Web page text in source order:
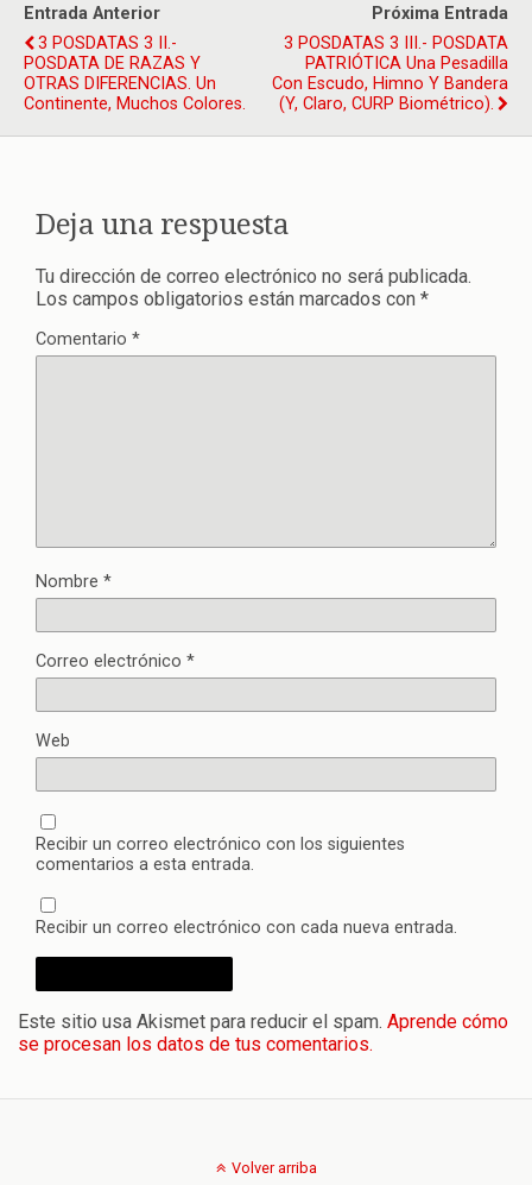
Entrada Anterior
3 POSDATAS 3 II.-
POSDATA DE RAZAS Y
OTRAS DIFERENCIAS. Un
Continente, Muchos Colores.
Próxima Entrada
3 POSDATAS 3 III.- POSDATA
PATRIÓTICA Una Pesadilla
Con Escudo, Himno Y Bandera
(y, Claro, CURP Biométrico).
Deja una respuesta
Tu dirección de correo electrónico no será publicada.
Los campos obligatorios están marcados con *
Comentario *
Nombre *
Correo electrónico *
Web
Recibir un correo electrónico con los siguientes
comentarios a esta entrada.
Recibir un correo electrónico con cada nueva entrada.
Este sitio usa Akismet para reducir el spam. Aprende cómo
se procesan los datos de tus comentarios.
Volver arriba